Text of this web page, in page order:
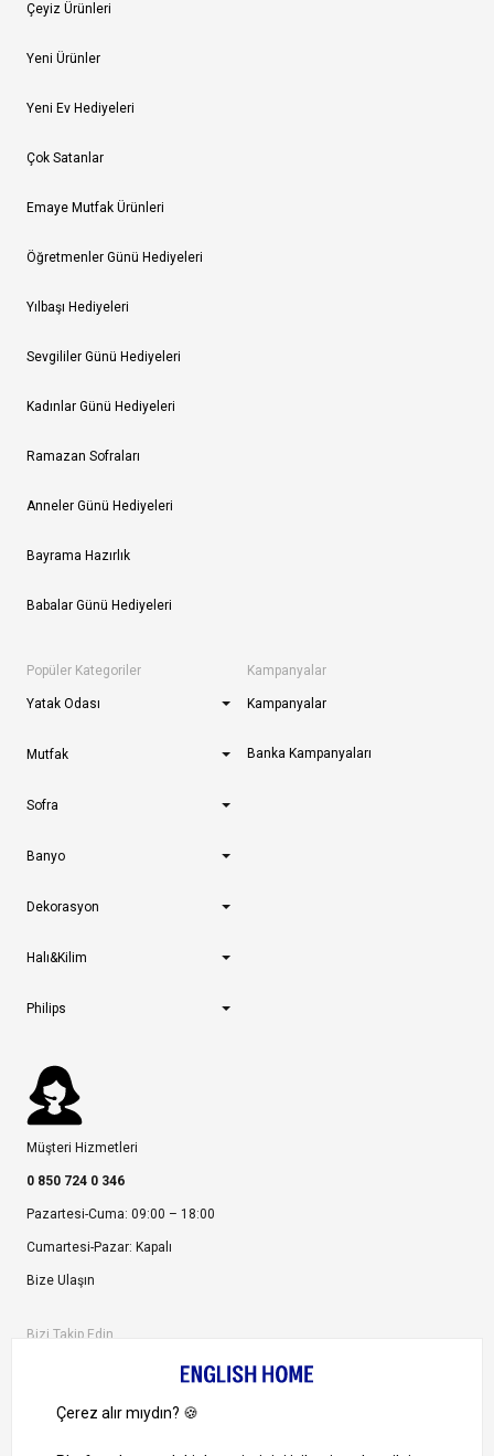
Çeyiz Ürünleri
Yeni Ürünler
Yeni Ev Hediyeleri
Çok Satanlar
Emaye Mutfak Ürünleri
Öğretmenler Günü Hediyeleri
Yılbaşı Hediyeleri
Sevgililer Günü Hediyeleri
Kadınlar Günü Hediyeleri
Ramazan Sofraları
Anneler Günü Hediyeleri
Bayrama Hazırlık
Babalar Günü Hediyeleri
Popüler Kategoriler
Yatak Odası
Mutfak
Sofra
Banyo
Dekorasyon
Halı&Kilim
Philips
Kampanyalar
Kampanyalar
Banka Kampanyaları
Müşteri Hizmetleri
0 850 724 0 346
Pazartesi-Cuma: 09:00 – 18:00
Cumartesi-Pazar: Kapalı
Bize Ulaşın
Bizi Takip Edin